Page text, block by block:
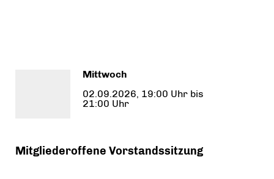
Mittwoch
02.09.2026, 19:00 Uhr bis
21:00 Uhr
Mitgliederoffene Vorstandssitzung